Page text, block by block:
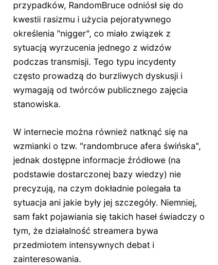
przypadków, RandomBruce odniósł się do
kwestii rasizmu i użycia pejoratywnego
określenia "nigger", co miało związek z
sytuacją wyrzucenia jednego z widzów
podczas transmisji. Tego typu incydenty
często prowadzą do burzliwych dyskusji i
wymagają od twórców publicznego zajęcia
stanowiska.
W internecie można również natknąć się na
wzmianki o tzw. "randombruce afera świńska",
jednak dostępne informacje źródłowe (na
podstawie dostarczonej bazy wiedzy) nie
precyzują, na czym dokładnie polegała ta
sytuacja ani jakie były jej szczegóły. Niemniej,
sam fakt pojawiania się takich haseł świadczy o
tym, że działalność streamera bywa
przedmiotem intensywnych debat i
zainteresowania.